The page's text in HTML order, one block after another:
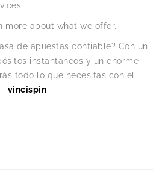
more about what we offer.
de apuestas confiable? Con un
instantáneos y un enorme
todo lo que necesitas con el
vincispin